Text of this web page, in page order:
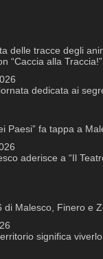
delle tracce degli
“Caccia alla Traccia!”
dedicata ai
Paesi” fa tappa a
aderisce a “Il
di Malesco, Finero e
significa